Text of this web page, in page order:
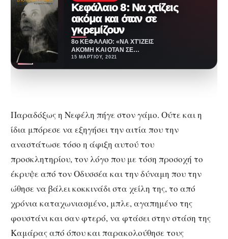
Κεφάλαιο 8: Να χτίζεις
ακόμα και όταν σε
γκρεμίζουν
8ο ΚΕΦΑΛΑΙΟ: «ΝΑ ΧΤΊΖΕΙΣ
ΑΚΟΜΗ ΚΑΙ ΟΤΑΝ ΣΕ
ΓΚΡΕΜΙΖΟΥΝ» Ζούσαν
15 ΜΑΡΤΊΟΥ, 2021
Παραδόξως η Νεφέλη πήγε στον γάμο. Ούτε και η
ίδια μπόρεσε να εξηγήσει την αιτία που την
αναστάτωσε τόσο η άφιξη αυτού του
προσκλητηρίου, τον λόγο που με τόση προσοχή το
έκρυψε από τον Οδυσσέα και την δύναμη που την
ώθησε να βάλει κοκκινάδι στα χείλη της, το από
χρόνια καταχωνιασμένο, μπλε, αγαπημένο της
φουστάνι και σαν φτερό, να φτάσει στην στάση της
Καμάρας από όπου και παρακολούθησε τους